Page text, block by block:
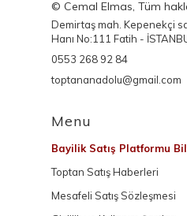
© Cemal Elmas, Tüm
Demirtaş mah. Kepenekçi
Hanı No:111 Fatih -
0553 268 92 84
toptananadolu@gmail.com
Menu
Bayilik Satış Platformu
Toptan Satış Haberleri
Mesafeli Satış Sözleşmesi